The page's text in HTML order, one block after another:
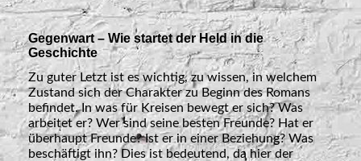
Gegenwart – Wie startet der Held in die
Geschichte
Zu guter Letzt ist es wichtig, zu wissen, in welchem
Zustand sich der Charakter zu Beginn des Romans
befindet. In was für Kreisen bewegt er sich? Was
arbeitet er? Wer sind seine besten Freunde? Hat er
überhaupt Freunde? Ist er in einer Beziehung? Was
beschäftigt ihn? Dies ist bedeutend, da hier der